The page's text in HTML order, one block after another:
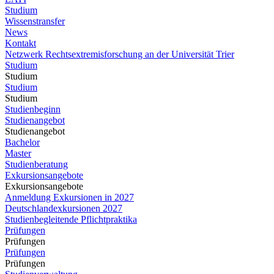
Studium
Wissenstransfer
News
Kontakt
Netzwerk Rechtsextremisforschung an der Universität Trier
Studium
Studium
Studium
Studium
Studienbeginn
Studienangebot
Studienangebot
Bachelor
Master
Studienberatung
Exkursionsangebote
Exkursionsangebote
Anmeldung Exkursionen in 2027
Deutschlandexkursionen 2027
Studienbegleitende Pflichtpraktika
Prüfungen
Prüfungen
Prüfungen
Prüfungen